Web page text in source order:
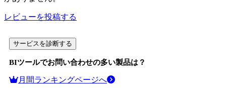
レビューを投稿する
サービスを診断する
BIツールでお問い合わせの多い製品は？
月間ランキングページへ